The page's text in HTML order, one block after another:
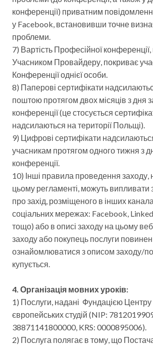
конференції) приватним
у Facebook, встановивши точне
проблеми.
7) Вартість Професійної
Учасником Провайдеру, покриває
Конференції однієї особи.
8) Паперові сертифікати
поштою протягом двох місяців з дня
конференції (це стосується
надсилаються на території Польщі).
9) Цифрові сертифікати
учасникам протягом одного тижня з
конференції.
10) Інші правила проведення заходу,
цьому регламенті, можуть випливати
про захід, розміщеного в інших
соціальних мережах: Facebook,
тощо) або в описі заходу на цьому
заходу або покупець послуги
ознайомлюватися з описом заходу/
купується.
4. Організація мовних уроків:
1) Послуги, надані Фундацією Центру
європейських студій (NIP:
38871141800000, KRS: 0000895006).
2) Послуга полягає в тому, що